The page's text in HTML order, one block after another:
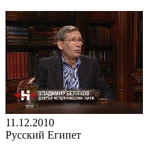
11.12.2010
Русский Египет